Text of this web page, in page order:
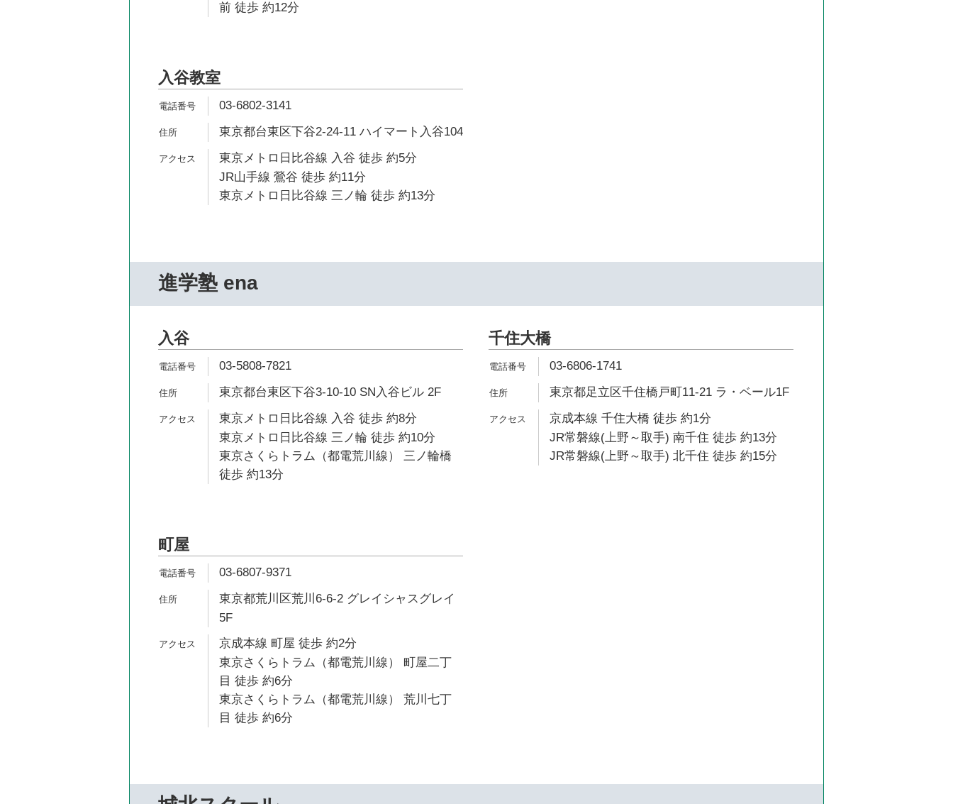
前 徒歩 約12分
入谷教室
03-6802-3141
東京都台東区下谷2-24-11 ハイマート入谷104
東京メトロ日比谷線 入谷 徒歩 約5分
JR山手線 鶯谷 徒歩 約11分
東京メトロ日比谷線 三ノ輪 徒歩 約13分
進学塾 ena
入谷
03-5808-7821
東京都台東区下谷3-10-10 SN入谷ビル 2F
東京メトロ日比谷線 入谷 徒歩 約8分
東京メトロ日比谷線 三ノ輪 徒歩 約10分
東京さくらトラム（都電荒川線） 三ノ輪橋
徒歩 約13分
千住大橋
03-6806-1741
東京都足立区千住橋戸町11-21 ラ・ベール1F
京成本線 千住大橋 徒歩 約1分
JR常磐線(上野～取手) 南千住 徒歩 約13分
JR常磐線(上野～取手) 北千住 徒歩 約15分
町屋
03-6807-9371
東京都荒川区荒川6-6-2 グレイシャスグレイ
5F
京成本線 町屋 徒歩 約2分
東京さくらトラム（都電荒川線） 町屋二丁
目 徒歩 約6分
東京さくらトラム（都電荒川線） 荒川七丁
目 徒歩 約6分